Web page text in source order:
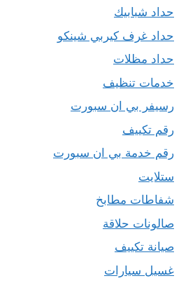
حداد شبابيك
حداد غرف كيربي شينكو
حداد مظلات
خدمات تنظيف
رسيفر بي ان سبورت
رقم تكييف
رقم خدمة بي ان سبورت
ستلايت
شفاطات مطابخ
صالونات حلاقة
صيانة تكييف
غسيل سيارات